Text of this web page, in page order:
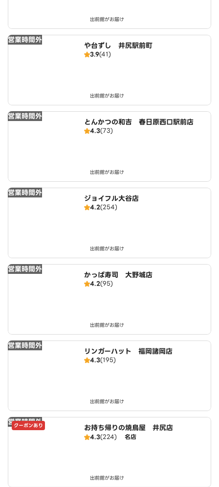
出前館がお届け
営業時間外
や台ずし 井尻駅前町
3.9(41)
出前館がお届け
営業時間外
とんかつの和吉 春日原西口駅前店
4.3(73)
出前館がお届け
営業時間外
ジョイフル大谷店
4.2(254)
出前館がお届け
営業時間外
かっぱ寿司 大野城店
4.2(95)
出前館がお届け
営業時間外
リンガーハット 福岡諸岡店
4.3(195)
出前館がお届け
営業時間外
クーポンあり お持ち帰りの焼鳥屋 井尻店
4.3(224) 名店
出前館がお届け